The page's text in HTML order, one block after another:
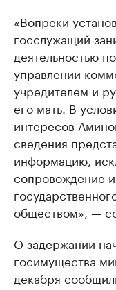
«Вопреки
госслужащий
деятельностью
управлении
учредителем и
его мать. В
интересов
сведения
информацию,
сопровождение
обществом», —
О задержании
госимущества
декабря